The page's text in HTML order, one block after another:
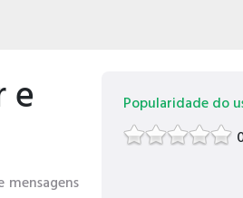
e
Popularidade do